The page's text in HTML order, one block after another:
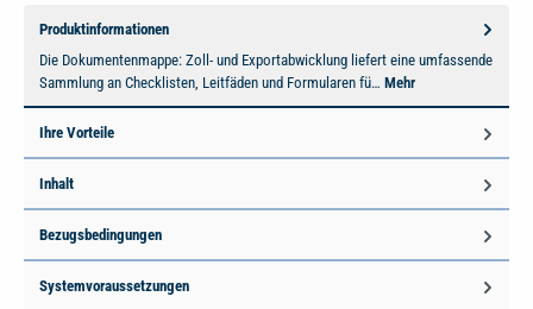
Produktinformationen
Die Dokumentenmappe: Zoll- und Exportabwicklung liefert eine umfassende
Sammlung an Checklisten, Leitfäden und Formularen fü… Mehr
Ihre Vorteile
Inhalt
Bezugsbedingungen
Systemvoraussetzungen